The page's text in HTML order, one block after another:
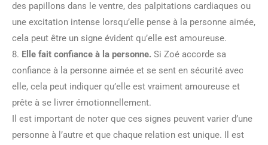
des papillons dans le ventre, des palpitations cardiaques ou
une excitation intense lorsqu’elle pense à la personne aimée,
cela peut être un signe évident qu’elle est amoureuse.
8. Elle fait confiance à la personne. Si Zoé accorde sa
confiance à la personne aimée et se sent en sécurité avec
elle, cela peut indiquer qu’elle est vraiment amoureuse et
prête à se livrer émotionnellement.
Il est important de noter que ces signes peuvent varier d’une
personne à l’autre et que chaque relation est unique. Il est